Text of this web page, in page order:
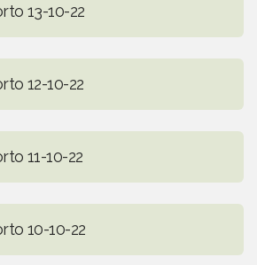
13-10-22
12-10-22
11-10-22
10-10-22